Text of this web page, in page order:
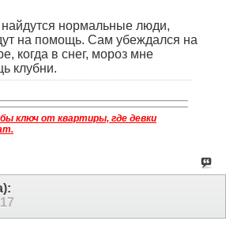
нормальные люди,
на помощь. Сам убеждался на
когда в снег, мороз мне
клубни.
ключ от квартиры, где девки